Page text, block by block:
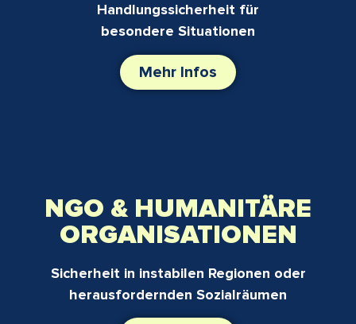
Handlungssicherheit für
besondere Situationen
Mehr Infos
NGO & HUMANITÄRE
ORGANISATIONEN
Sicherheit in instabilen Regionen oder
herausfordernden Sozialräumen